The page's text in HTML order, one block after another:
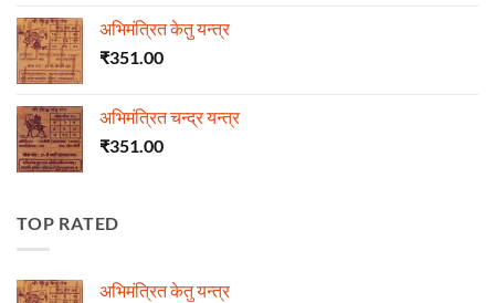
अभिमंत्रित केतु यन्त्र
₹351.00
अभिमंत्रित चन्द्र यन्त्र
₹351.00
TOP RATED
अभिमंत्रित केतु यन्त्र